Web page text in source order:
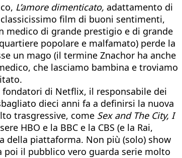
L’amore dimenticato, adattamento di
film di buoni sentimenti,
medico di grande prestigio e di grande
popolare e malfamato) perde la
un mago (il termine Znachor ha anche
che lasciamo bambina e troviamo
di Netflix, il responsabile dei
dieci anni fa a definirsi la nuova
trasgressive, come Sex and The City, I
HBO e la BBC e la CBS (e la Rai,
della piattaforma. Non più (solo) show
il pubblico vero guarda serie molto